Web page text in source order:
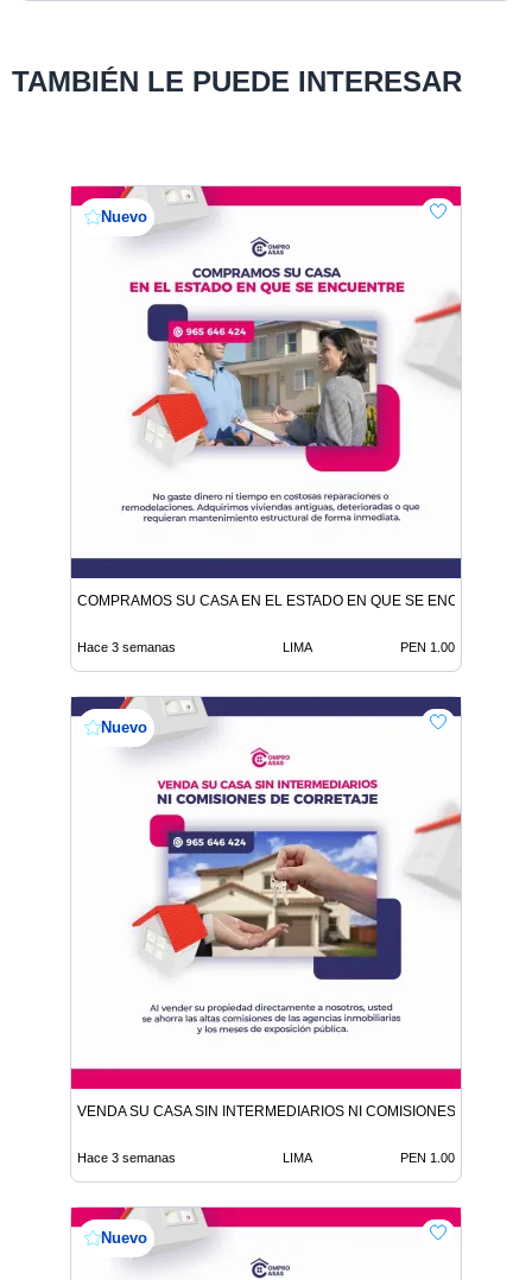
TAMBIÉN LE PUEDE INTERESAR
Nuevo
COMPRAMOS SU CASA EN EL ESTADO EN QUE SE ENCUENTRE
Hace 3 semanas LIMA PEN 1.00
Nuevo
VENDA SU CASA SIN INTERMEDIARIOS NI COMISIONES DE
Hace 3 semanas LIMA PEN 1.00
Nuevo